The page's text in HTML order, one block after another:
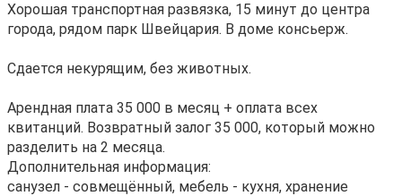
Хорошая транспортная развязка, 15 минут до центра
города, рядом парк Швейцария. В доме консьерж.
Сдается некурящим, без животных.
Арендная плата 35 000 в месяц + оплата всех
квитанций. Возвратный залог 35 000, который можно
разделить на 2 месяца.
Дополнительная информация:
санузел - совмещённый, мебель - кухня, хранение